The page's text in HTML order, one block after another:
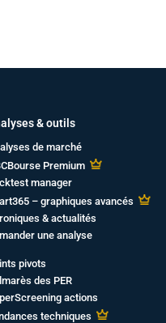
& outils
de marché
Premium
manager
– graphiques avancés
& actualités
une analyse
pivots
des PER
actions
techniques